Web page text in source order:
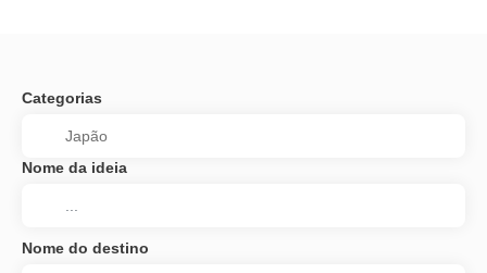
Categorias
Nome da ideia
Nome do destino